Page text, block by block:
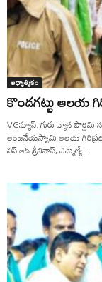
ఆధ్యాత్మికం
కొండగట్టు ఆలయ
VGన్యూస్: గురు వ్యాస పౌర్ణమి
ఆంజనేయస్వామి ఆలయ
విప్ ఆది శ్రీనివాస్, ఎమ్మెల్యే...